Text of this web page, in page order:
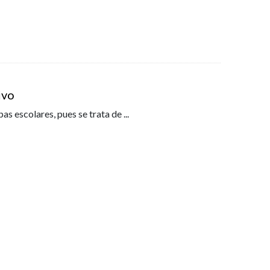
escolares, pues se trata de